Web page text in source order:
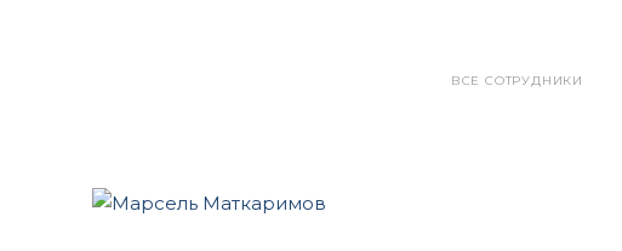
ВСЕ СОТРУДНИКИ